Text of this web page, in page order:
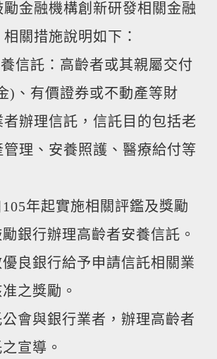
金融機構創新研發相關金融
關措施說明如下：
信託：高齡者或其親屬交付
)、有價證券或不動產等財
辦理信託，信託目的包括老
理、安養照護、醫療給付等
年起實施相關評鑑及獎勵
銀行辦理高齡者安養信託。
良銀行給予申請信託相關業
之獎勵。
會與銀行業者，辦理高齡者
宣導。